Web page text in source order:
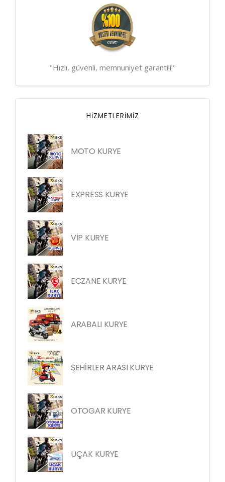
"Hızlı, güvenli, memnuniyet garantili!"
HIZMETLERIMIZ
MOTO KURYE
EXPRESS KURYE
VİP KURYE
ECZANE KURYE
ARABALI KURYE
ŞEHİRLER ARASI KURYE
OTOGAR KURYE
UÇAK KURYE